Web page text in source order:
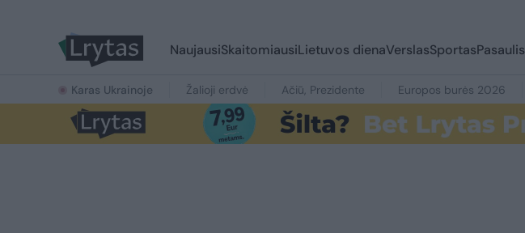
NaujausiSkaitomiausiLietuvos dienaVerslasSportasPasaulis
Karas Ukrainoje Žalioji erdvė Ačiū, Prezidente Europos burės 2026